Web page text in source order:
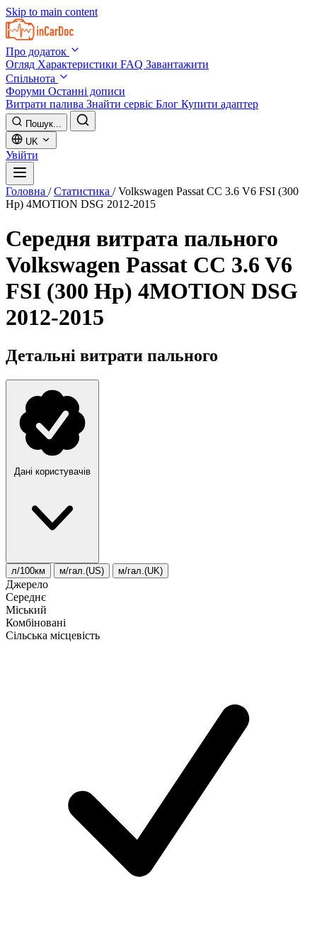
Skip to main content
Про додаток
Огляд Характеристики FAQ Завантажити
Спільнота
Форуми Останні дописи
Витрати палива Знайти сервіс Блог Купити адаптер
Пошук...
UK
Увійти
Головна / Статистика / Volkswagen Passat CC 3.6 V6 FSI (300
Hp) 4MOTION DSG 2012-2015
Середня витрата пального
Volkswagen Passat CC 3.6 V6
FSI (300 Hp) 4MOTION DSG
2012-2015
Детальні витрати пального
Дані користувачів
л/100км м/гал.(US) м/гал.(UK)
Джерело
Середнє
Міський
Комбіновані
Сільська місцевість